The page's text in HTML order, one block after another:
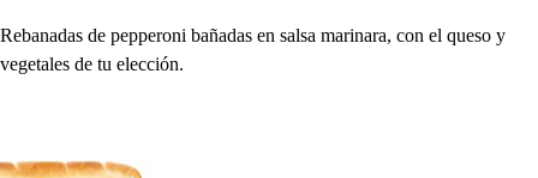
Rebanadas de pepperoni bañadas en salsa marinara, con el queso y
vegetales de tu elección.